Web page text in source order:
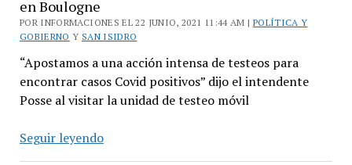
en Boulogne
POR INFORMACIONES EL 22 JUNIO, 2021 11:44 AM | POLÍTICA Y
GOBIERNO Y SAN ISIDRO
“Apostamos a una acción intensa de testeos para
encontrar casos Covid positivos” dijo el intendente
Posse al visitar la unidad de testeo móvil
Seguir leyendoLa